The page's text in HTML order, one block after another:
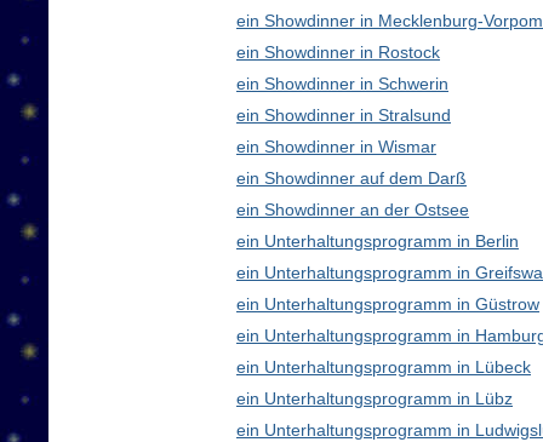
ein Showdinner in Mecklenburg-
ein Showdinner in Rostock
ein Showdinner in Schwerin
ein Showdinner in Stralsund
ein Showdinner in Wismar
ein Showdinner auf dem Darß
ein Showdinner an der Ostsee
ein Unterhaltungsprogramm in Berlin
ein Unterhaltungsprogramm in
ein Unterhaltungsprogramm in Güstrow
ein Unterhaltungsprogramm in
ein Unterhaltungsprogramm in Lübeck
ein Unterhaltungsprogramm in Lübz
ein Unterhaltungsprogramm in